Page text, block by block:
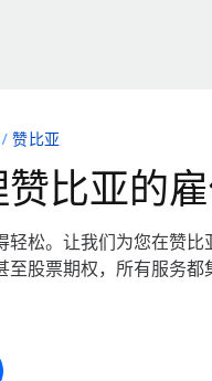
赞比亚
比亚的
轻松。让我们为您在赞
至股票期权，所有服务